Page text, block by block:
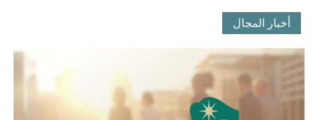
أخبار المجال